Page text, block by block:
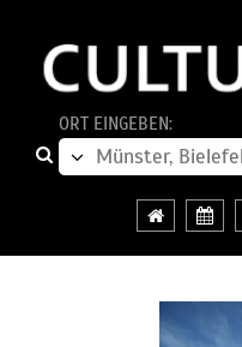
ORT EINGEBEN: